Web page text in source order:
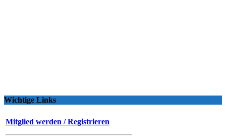
Wichtige Links
Mitglied werden / Registrieren